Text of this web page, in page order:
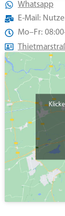
Whatsapp
E-Mail:
Mo–Fr: